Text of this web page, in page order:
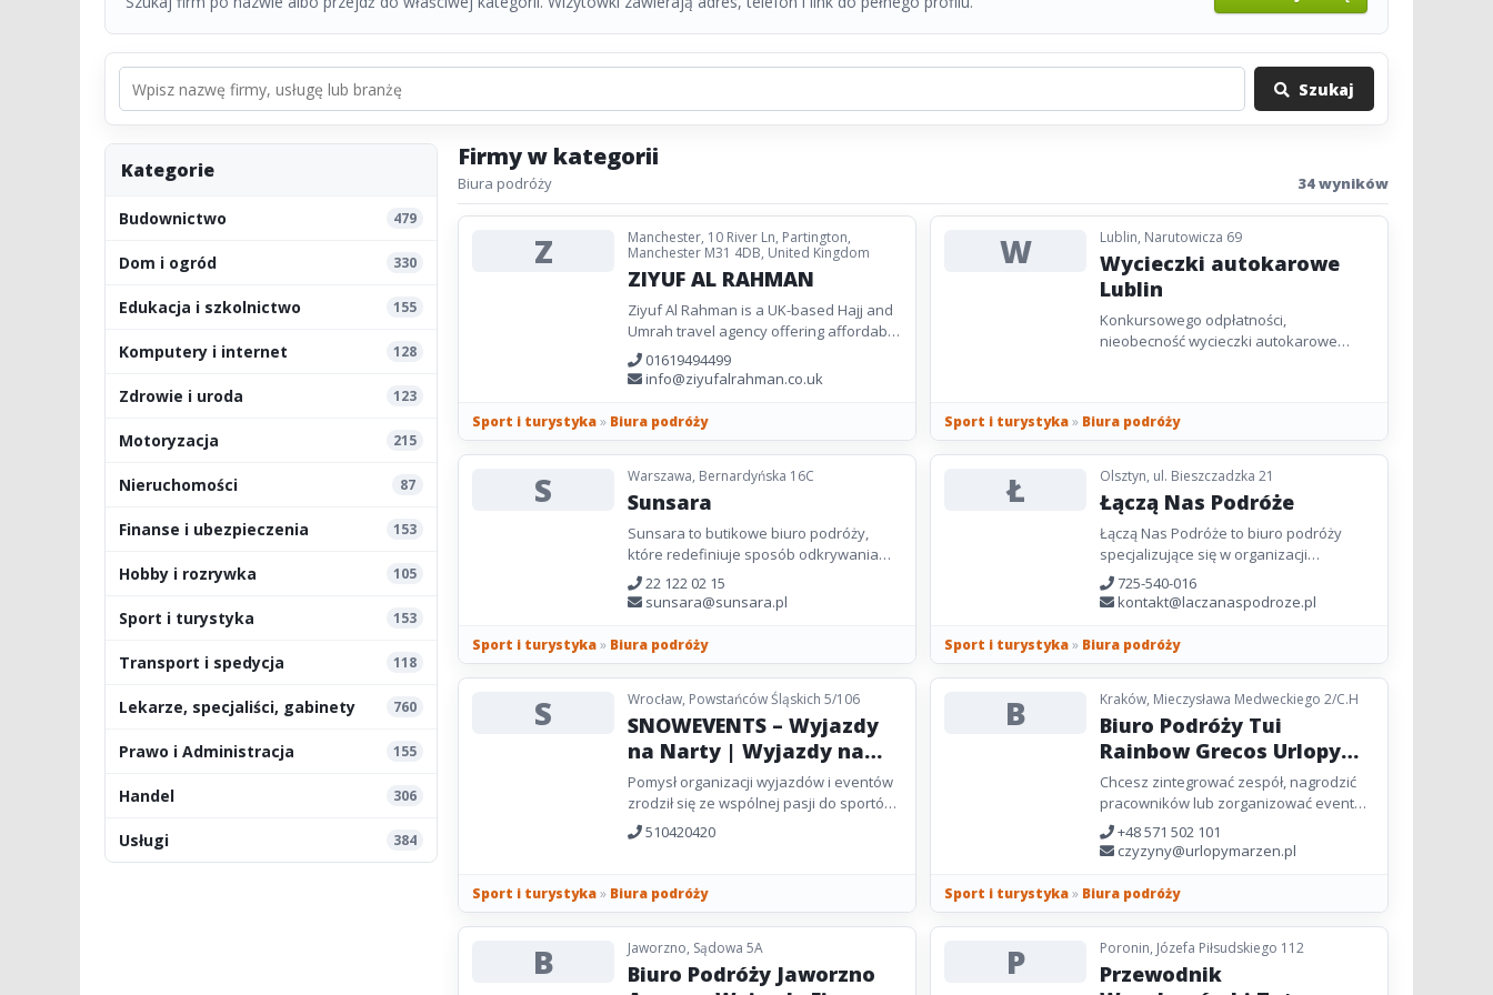
Szukaj
Kategorie
Budownictwo 479
Dom i ogród 330
Edukacja i szkolnictwo 155
Komputery i internet 128
Zdrowie i uroda 123
Motoryzacja 215
Nieruchomości 87
Finanse i ubezpieczenia 153
Hobby i rozrywka 105
Sport i turystyka 153
Transport i spedycja 118
Lekarze, specjaliści, gabinety 760
Prawo i Administracja 155
Handel 306
Usługi 384
Firmy w kategorii
Biura podróży 34 wyników
Z
Manchester, 10 River Ln, Partington,
Manchester M31 4DB, United Kingdom
ZIYUF AL RAHMAN
Ziyuf Al Rahman is a UK-based Hajj and
Umrah travel agency offering affordable
Umrah packages. As a Travel agent in
the UK, we offer Umrah packages...
01619494499
info@ziyufalrahman.co.uk
Sport i turystyka» Biura podróży
W Lublin, Narutowicza 69
Wycieczki autokarowe
Lublin
Konkursowego odpłatności,
nieobecność wycieczki autokarowe
Sport i turystyka» Biura podróży
S Warszawa, Bernardyńska 16C
Sunsara
Sunsara to butikowe biuro podróży,
które redefiniuje sposób odkrywania
świata. Organizujemy ekskluzywne
wyprawy wysokogórskie,
22 122 02 15
sunsara@sunsara.pl
Sport i turystyka» Biura podróży
Ł Olsztyn, ul. Bieszczadzka 21
Łączą Nas Podróże
Łączą Nas Podróże to biuro podróży
specjalizujące się w organizacji
kameralnych wyjazdów w małych
grupach, tworzonych z pasją i
725-540-016
kontakt@laczanaspodroze.pl
Sport i turystyka» Biura podróży
S Wrocław, Powstańców Śląskich 5/106
SNOWEVENTS – Wyjazdy
na Narty | Wyjazdy na
Snowboard | Wyjazdy
narciarskie z całej Polski
Pomysł organizacji wyjazdów i eventów
zrodził się ze wspólnej pasji do sportów
zimowych. Kochamy góry, deskę i narty.
Nie wyobrażamy...
510420420
Sport i turystyka» Biura podróży
B Kraków, Mieczysława Medweckiego 2/C.H
Biuro Podróży Tui
Rainbow Grecos Urlopy
Marzeń
Chcesz zintegrować zespół, nagrodzić
pracowników lub zorganizować event
poza biurem? Biuro Podróży Tui
Rainbow Grecos Urlopy Marzeń...
+48 571 502 101
czyzyny@urlopymarzen.pl
Sport i turystyka» Biura podróży
B Jaworzno, Sądowa 5A
Biuro Podróży Jaworzno
P Poronin, Józefa Piłsudskiego 112
Przewodnik